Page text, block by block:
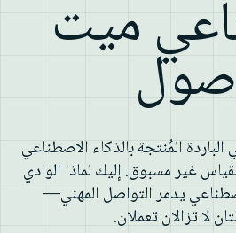
ميت
المُنتجة بالذكاء الاصطناعي
غير مسبوق. إليك لماذا الوادي
يدمر التواصل المهني—
لا تزالان تعملان.